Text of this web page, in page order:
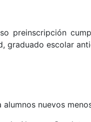
preinscripción
escolar
nuevos